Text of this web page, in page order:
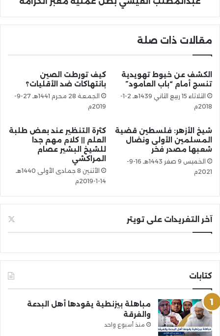
مقالات ذات صلة
الكشف عن خيوط تهويدية
تنسج أمام “باب العامود”
الثلاثاء 15 ربيع الثاني 1439هـ 2-1-
2018م
كيف تورطت الصين
بانتهاكات ضد الأقليات؟
الجمعة 28 محرم 1441هـ 27-9-
2019م
شيخ الأزهر: فلسطين قضية
المسلمين الأولى ونضال
شعبها مصدر فخر
الخميس 9 صفر 1443هـ 16-9-
2021م
كثرة التنظير عند بعض طلبة
العلم || كلام مهم جدا
للشيخ البشير عصام
المراكشي
الأثنين 8 جمادى الأولى 1440هـ
14-1-2019م
آخر التغريدات على تويتر
كتابات
مباهلة بيزنطية يقودها أهل البدعة
والفرقة
منذ أسبوع واحد